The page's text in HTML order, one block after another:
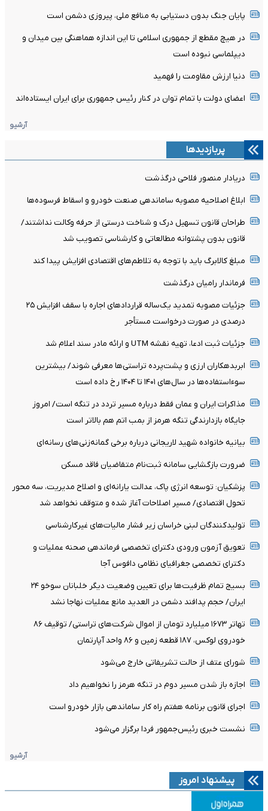
پایان جنگ بدون دستیابی به منافع ملی، پیروزی دشمن است
در هیچ مقطع از جمهوری اسلامی تا این اندازه هماهنگی بین میدان و
دیپلماسی نبوده است
دنیا ارزش مقاومت را فهمید
اعضای دولت با تمام توان در کنار رئیس جمهوری برای ایران ایستاده‌اند
آرشیو
پربازدیدها
دریادار منصور فلاحی درگذشت
ابلاغ اصلاحیه مصوبه ساماندهی صنعت خودرو و اسقاط فرسوده‌ها
طراحان قانون تسهیل درک و شناخت درستی از حرفه وکالت نداشتند/
قانون بدون پشتوانه مطالعاتی و کارشناسی تصویب شد
مبلغ کالابرگ باید با توجه به تلاطم‌های اقتصادی افزایش پیدا کند
فرماندار رامیان درگذشت
جزئیات مصوبه تمدید یک‌ساله قرارداد‌های اجاره با سقف افزایش ۲۵
درصدی در صورت درخواست مستأجر
جزئیات ثبت ادعا، تهیه نقشه UTM و ارائه مادر سند اعلام شد
ابربدهکاران ارزی و پشت‌پرده تراستی‌ها معرفی شوند/ بیشترین
سوءاستفاده‌ها در سال‌های ۱۴۰۱ تا ۱۴۰۴ رخ داده است
مذاکرات ایران و عمان فقط درباره مسیر تردد در تنگه است/ امروز
جایگاه بازدارندگی تنگه هرمز از بمب اتم هم بالاتر است
بیانیه خانواده شهید لاریجانی درباره برخی گمانه‌زنی‌های رسانه‌ای
ضرورت بازگشایی سامانه ثبت‌نام متقاضیان فاقد مسکن
پزشکیان: توسعه انرژی پاک، عدالت یارانه‌ای و اصلاح مدیریت، سه محور
تحول اقتصادی/ مسیر اصلاحات آغاز شده و متوقف نخواهد شد
تولیدکنندگان لبنی خراسان زیر فشار مالیات‌های غیرکارشناسی
تعویق آزمون ورودی دکترای تخصصی فرماندهی صحنه عملیات و
دکترای تخصصی جغرافیای نظامی دافوس آجا
بسیج تمام ظرفیت‌ها برای تعیین وضعیت دیگر خلبانان سوخو ۲۴
ایران/ حجم پدافند دشمن در العدید مانع عملیات نهاجا نشد
تهاتر ۱۶۷۳ میلیارد تومان از اموال شرکت‌های تراستی/ توقیف ۸۶
خودروی لوکس، ۱۸۷ قطعه زمین و ۸۶ واحد آپارتمان
شورای عتف از حالت تشریفاتی خارج می‌شود
اجازه باز شدن مسیر دوم در تنگه هرمز را نخواهیم داد
اجرای قانون برنامه هفتم راه کار ساماندهی بازار خودرو است
نشست خبری رئیس‌جمهور فردا برگزار می‌شود
آرشیو
پیشنهاد امروز